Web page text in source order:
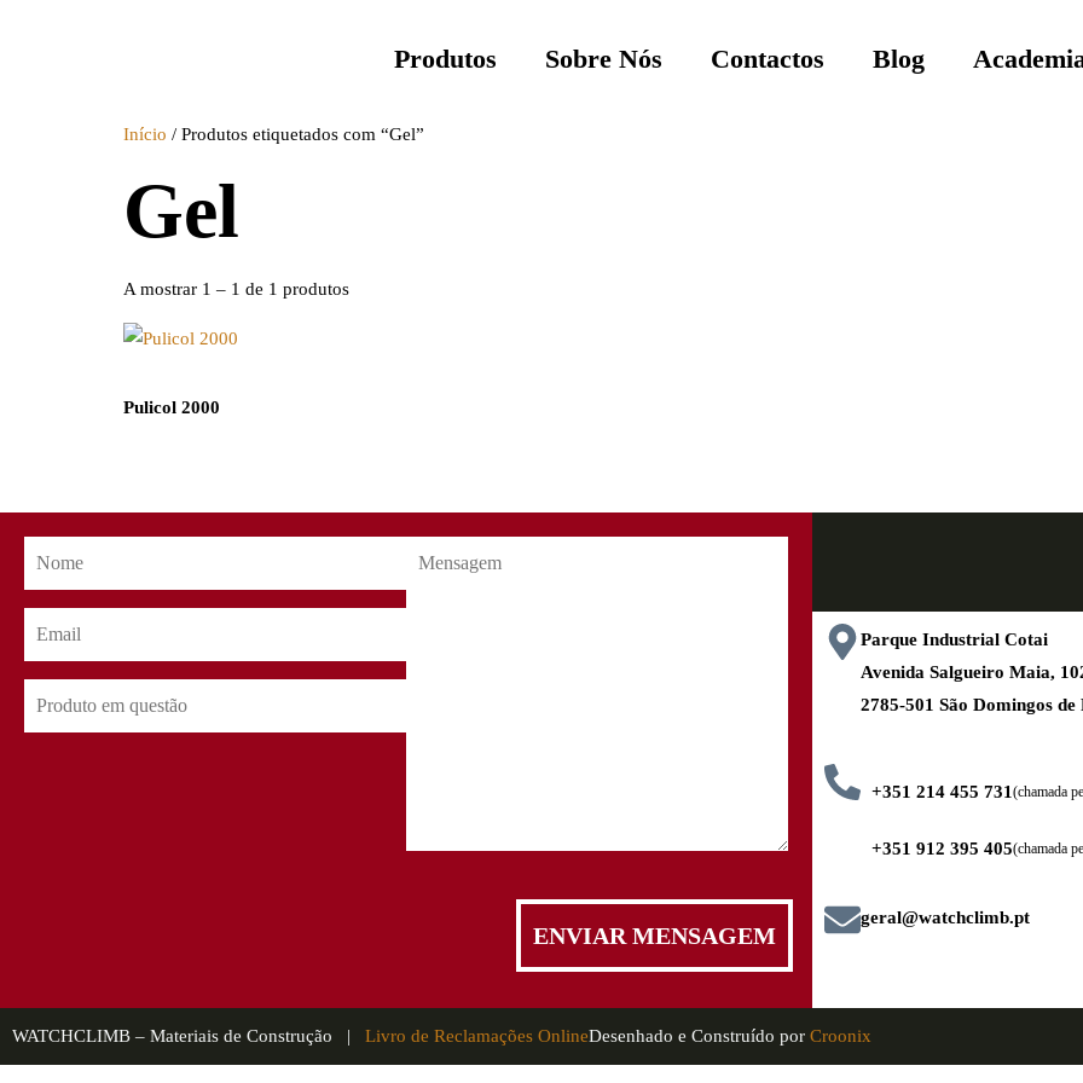
Produtos Sobre Nós Contactos Blog
Início / Produtos etiquetados com “Gel”
Gel
A mostrar 1 – 1 de 1 produtos
Pulicol 2000
Parque Industrial Cotai
Avenida Salgueiro Maia,
2785-501 São Domingos de
+351 214 455 731 (chamada
+351 912 395 405(chamada
geral@watchclimb.pt
WATCHCLIMB – Materiais de Construção | Livro de Reclamações OnlineDesenhado e Construído por Croonix